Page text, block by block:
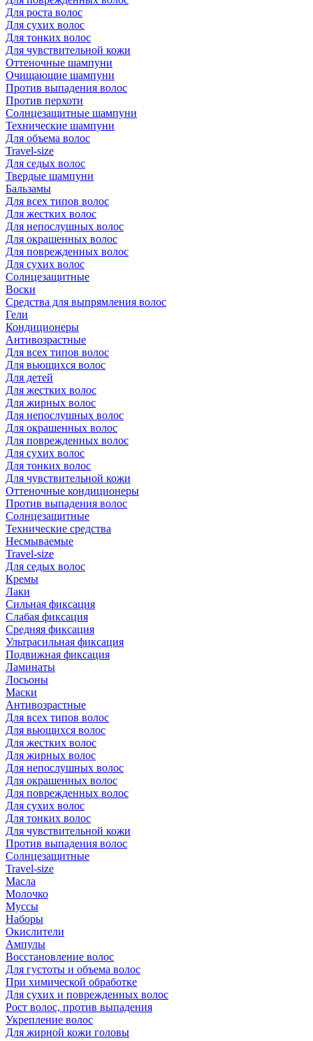
Для роста волос
Для сухих волос
Для тонких волос
Для чувствительной кожи
Оттеночные шампуни
Очищающие шампуни
Против выпадения волос
Против перхоти
Солнцезащитные шампуни
Технические шампуни
Для объема волос
Travel-size
Для седых волос
Твердые шампуни
Бальзамы
Для всех типов волос
Для жестких волос
Для непослушных волос
Для окрашенных волос
Для поврежденных волос
Для сухих волос
Солнцезащитные
Воски
Средства для выпрямления волос
Гели
Кондиционеры
Антивозрастные
Для всех типов волос
Для вьющихся волос
Для детей
Для жестких волос
Для жирных волос
Для непослушных волос
Для окрашенных волос
Для поврежденных волос
Для сухих волос
Для тонких волос
Для чувствительной кожи
Оттеночные кондиционеры
Против выпадения волос
Солнцезащитные
Технические средства
Несмываемые
Travel-size
Для седых волос
Кремы
Лаки
Сильная фиксация
Слабая фиксация
Средняя фиксация
Ультрасильная фиксация
Подвижная фиксация
Ламинаты
Лосьоны
Маски
Антивозрастные
Для всех типов волос
Для вьющихся волос
Для жестких волос
Для жирных волос
Для непослушных волос
Для окрашенных волос
Для поврежденных волос
Для сухих волос
Для тонких волос
Для чувствительной кожи
Против выпадения волос
Солнцезащитные
Travel-size
Масла
Молочко
Муссы
Наборы
Окислители
Ампулы
Восстановление волос
Для густоты и объема волос
При химической обработке
Для сухих и поврежденных волос
Рост волос, против выпадения
Укрепление волос
Для жирной кожи головы